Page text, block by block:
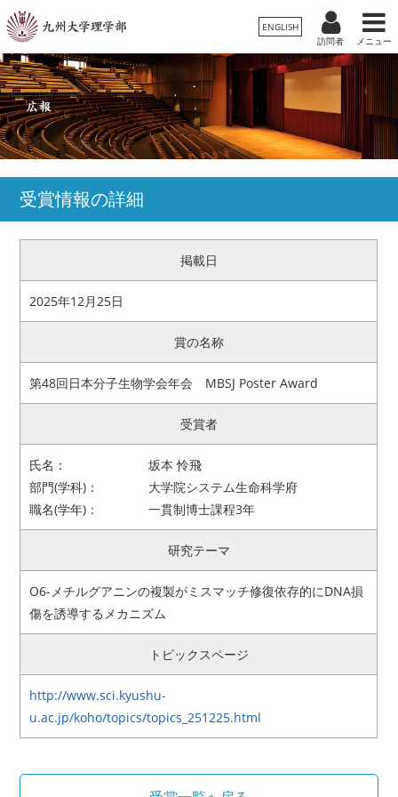
ENGLISH
訪問者
メニュー
受験生の方 卒業生/一般の方 在学生の方
保護者の方 教職員の方
理学部案内
学科・専攻
教育・学生生活
国際交流・留学
広報
アクセス お問い合わせ
サイトマップ
サイトポリシー 寄付のご案内
受賞情報の詳細
掲載日
2025年12月25日
賞の名称
第48回日本分子生物学会年会 MBSJ Poster Award
受賞者
氏名：
坂本 怜飛
部門(学科)：
大学院システム生命科学府
職名(学年)：
一貫制博士課程3年
研究テーマ
O6-メチルグアニンの複製がミスマッチ修復依存的にDNA損
傷を誘導するメカニズム
トピックスページ
http://www.sci.kyushu-
u.ac.jp/koho/topics/topics_251225.html